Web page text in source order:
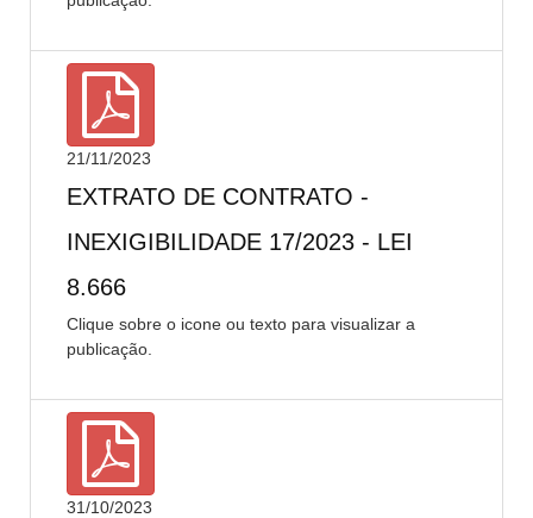
21/11/2023
EXTRATO DE CONTRATO -
INEXIGIBILIDADE 17/2023 - LEI
8.666
Clique sobre o icone ou texto para visualizar a
publicação.
31/10/2023